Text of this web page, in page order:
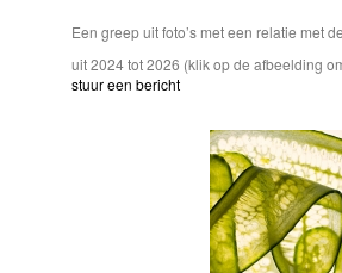
Een greep uit foto’s met een relatie met
uit 2024 tot 2026 (klik op de afbeelding
stuur een bericht